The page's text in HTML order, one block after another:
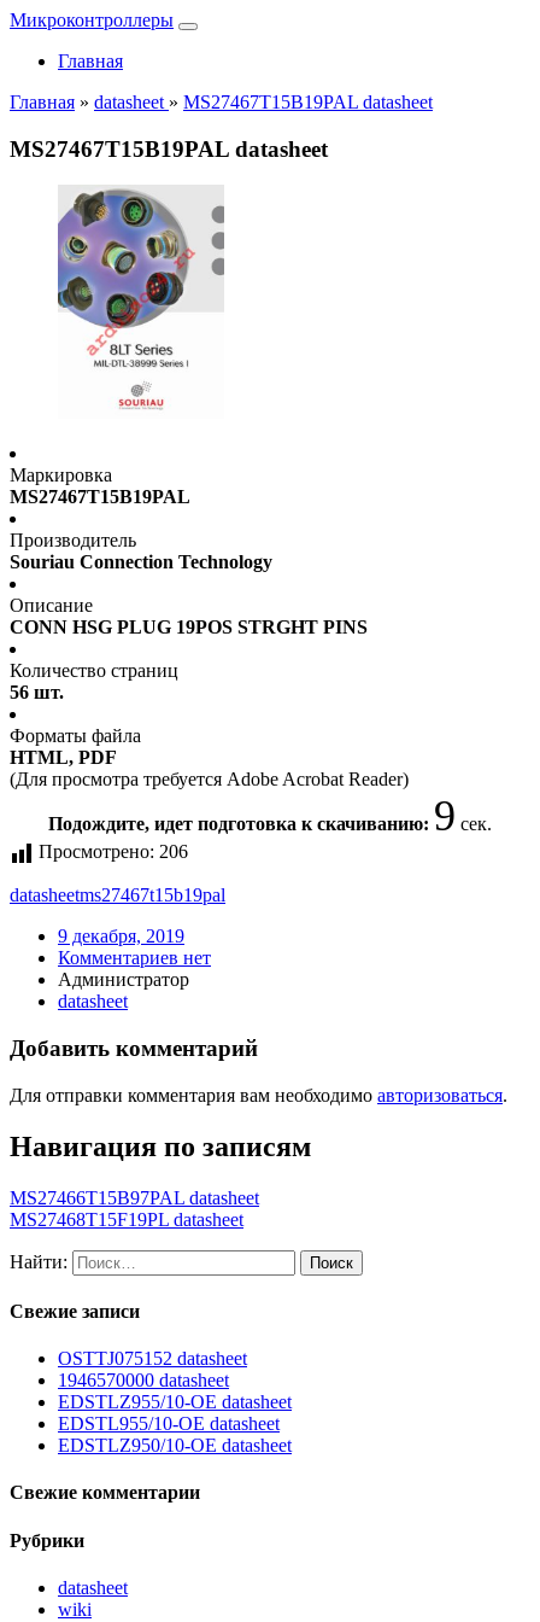
Микроконтроллеры
Главная
Главная » datasheet » MS27467T15B19PAL datasheet
MS27467T15B19PAL datasheet
Маркировка
MS27467T15B19PAL
Производитель
Souriau Connection Technology
Описание
CONN HSG PLUG 19POS STRGHT PINS
Количество страниц
56 шт.
Форматы файла
HTML, PDF
(Для просмотра требуется Adobe Acrobat Reader)
Подождите, идет подготовка к скачиванию: 9 сек.
Просмотрено: 206
datasheetms27467t15b19pal
9 декабря, 2019
Комментариев нет
Администратор
datasheet
Добавить комментарий
Для отправки комментария вам необходимо авторизоваться.
Навигация по записям
MS27466T15B97PAL datasheet
MS27468T15F19PL datasheet
Найти:
Свежие записи
OSTTJ075152 datasheet
1946570000 datasheet
EDSTLZ955/10-OE datasheet
EDSTL955/10-OE datasheet
EDSTLZ950/10-OE datasheet
Свежие комментарии
Рубрики
datasheet
wiki